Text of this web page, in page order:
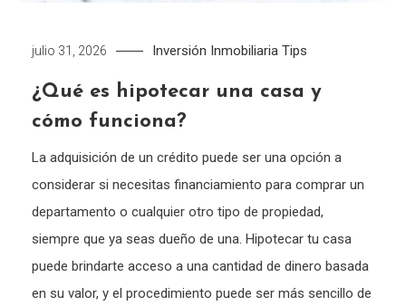
julio 31, 2026 Inversión Inmobiliaria Tips
¿Qué es hipotecar una casa y
cómo funciona?
La adquisición de un crédito puede ser una opción a
considerar si necesitas financiamiento para comprar un
departamento o cualquier otro tipo de propiedad,
siempre que ya seas dueño de una. Hipotecar tu casa
puede brindarte acceso a una cantidad de dinero basada
en su valor, y el procedimiento puede ser más sencillo de